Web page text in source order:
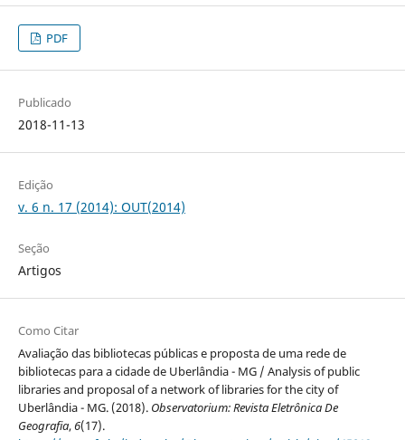
PDF
Publicado
2018-11-13
Edição
v. 6 n. 17 (2014): OUT(2014)
Seção
Artigos
Como Citar
Avaliação das bibliotecas públicas e proposta de uma rede de
bibliotecas para a cidade de Uberlândia - MG / Analysis of public
libraries and proposal of a network of libraries for the city of
Uberlândia - MG. (2018). Observatorium: Revista Eletrônica De
Geografia,6(17).